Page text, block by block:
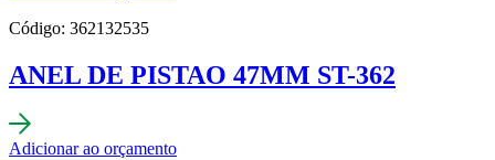
Código: 362132535
ANEL DE PISTAO 47MM ST-362
Adicionar ao orçamento